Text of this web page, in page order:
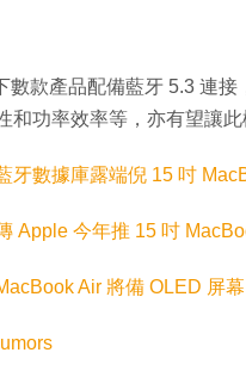
數款產品配備藍牙 5.3 連
和功率效率等，亦有望讓
牙數據庫露端倪 15 吋
Apple 今年推 15 吋
Air 將備 OLED 屏